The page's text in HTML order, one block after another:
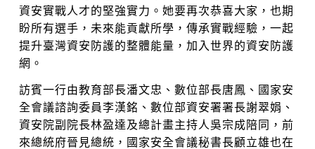
資安實戰人才的堅強實力。她要再次恭喜大家，也期
盼所有選手，未來能貢獻所學，傳承實戰經驗，一起
提升臺灣資安防護的整體能量，加入世界的資安防護
網。
訪賓一行由教育部長潘文忠、數位部長唐鳳、國家安
全會議諮詢委員李漢銘、數位部資安署署長謝翠娟、
資安院副院長林盈達及總計畫主持人吳宗成陪同，前
來總統府晉見總統，國家安全會議秘書長顧立雄也在